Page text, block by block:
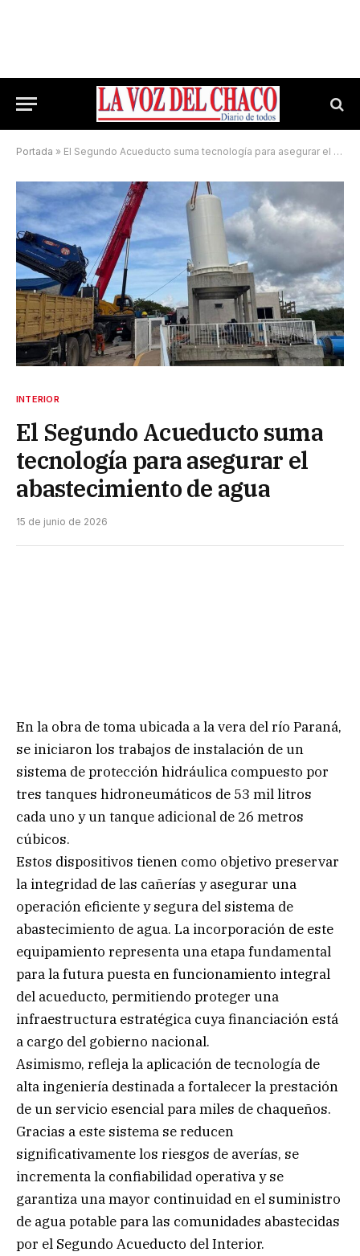
Portada » El Segundo Acueducto suma tecnología para asegurar el abastecimiento de agua
INTERIOR
El Segundo Acueducto suma
tecnología para asegurar el
abastecimiento de agua
15 de junio de 2026
En la obra de toma ubicada a la vera del río Paraná,
se iniciaron los trabajos de instalación de un
sistema de protección hidráulica compuesto por
tres tanques hidroneumáticos de 53 mil litros
cada uno y un tanque adicional de 26 metros
cúbicos.
Estos dispositivos tienen como objetivo preservar
la integridad de las cañerías y asegurar una
operación eficiente y segura del sistema de
abastecimiento de agua. La incorporación de este
equipamiento representa una etapa fundamental
para la futura puesta en funcionamiento integral
del acueducto, permitiendo proteger una
infraestructura estratégica cuya financiación está
a cargo del gobierno nacional.
Asimismo, refleja la aplicación de tecnología de
alta ingeniería destinada a fortalecer la prestación
de un servicio esencial para miles de chaqueños.
Gracias a este sistema se reducen
significativamente los riesgos de averías, se
incrementa la confiabilidad operativa y se
garantiza una mayor continuidad en el suministro
de agua potable para las comunidades abastecidas
por el Segundo Acueducto del Interior.